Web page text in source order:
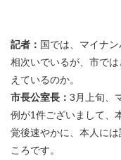
記者： 国では、マイナ
相次いでいるが、市で
えているのか。
市長公室長： 3月上旬、
例が1件ございまして、
覚後速やかに、本人に
ころです。